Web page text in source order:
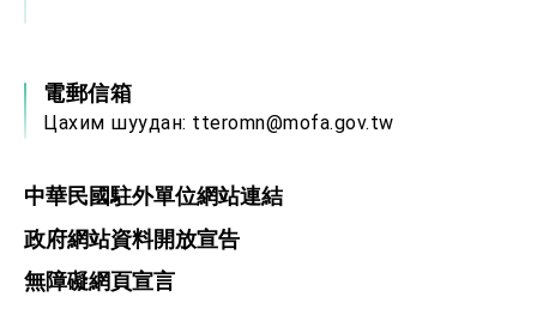
電郵信箱
Цахим шуудан: tteromn@mofa.gov.tw
中華民國駐外單位網站連結
政府網站資料開放宣告
無障礙網頁宣言